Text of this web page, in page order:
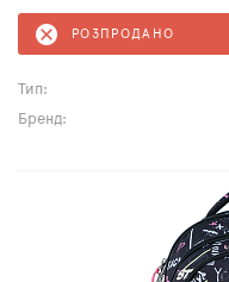
РОЗПРОДАНО
Тип:
Бренд: